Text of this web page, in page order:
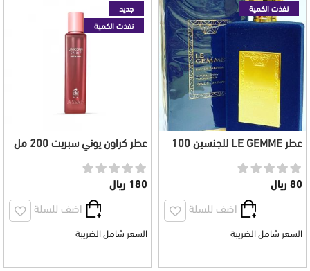
نفذت الكمية
عطر LE GEMME للجنسين 100
80 ريال
اضف للسلة
السعر شامل الضريبة
جديد
نفذت الكمية
عطر كراون يوني سبريت 200 مل
180 ريال
اضف للسلة
السعر شامل الضريبة